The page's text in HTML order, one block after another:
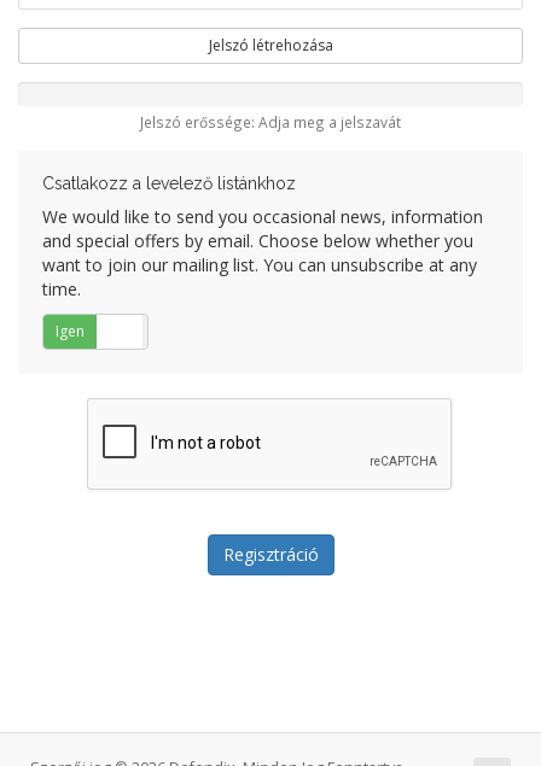
Jelszó létrehozása
Jelszó erőssége: Adja meg a jelszavát
Csatlakozz a levelező listánkhoz
We would like to send you occasional news, information
and special offers by email. Choose below whether you
want to join our mailing list. You can unsubscribe at any
time.
Igen